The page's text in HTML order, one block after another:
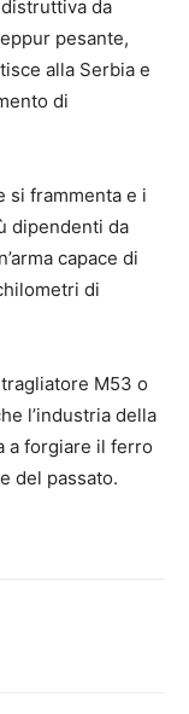
da
pesante,
alla Serbia e
di
si frammenta e i
dipendenti da
capace di
di
M53 o
l’industria della
a forgiare il ferro
del passato.